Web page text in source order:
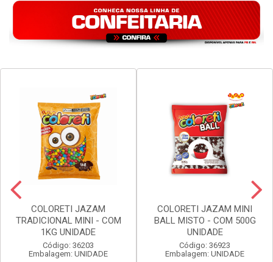
COLORETI JAZAM
TRADICIONAL MINI - COM
1KG UNIDADE
Código: 36203
Embalagem: UNIDADE
COLORETI JAZAM MINI
BALL MISTO - COM 500G
UNIDADE
Código: 36923
Embalagem: UNIDADE